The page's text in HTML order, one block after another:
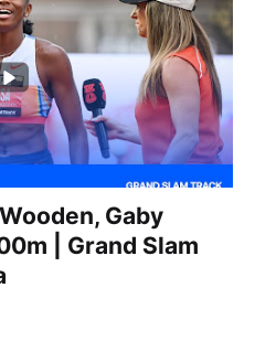
Gaby
| Grand Slam